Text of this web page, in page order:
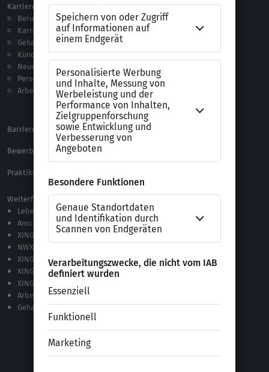
Karriere
Berufseinstieg
Karriere machen
Gehalt
Kündigung
Neue Arbeitswelt
Personalführung
Arbeitsrecht
Vorlagen & Tests
Anschreiben-Vorlagen
Lebenslauf-Vorlagen
Checklisten
Testverfahren
Alle Word-Dateien
Alle Downloads
Barrierefreiheitserklärung
XING Impressum
Bewerbungs-FAQ
Praktikum Online Marketing
Weiterführende Links
Lebenslauf-Editor
Anschreiben-Editor
XING Stellenmarkt
NWX – „Alles zur Zukunft der Arbeit“
XING Campus
XING News
XING ProJobs
Arbeitgeber-Bewertungen
Gehaltsvergleich